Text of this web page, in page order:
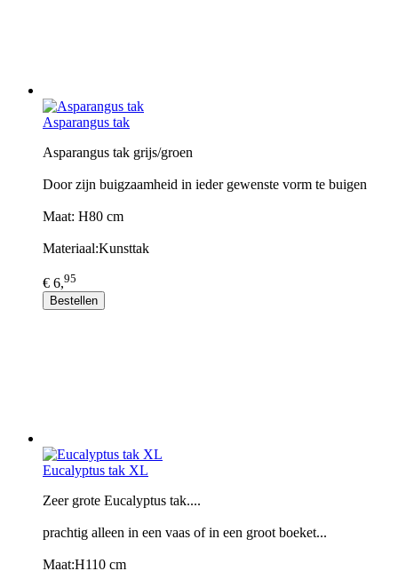
Asparangus tak
Asparangus tak grijs/groen
Door zijn buigzaamheid in ieder gewenste vorm te buigen
Maat: H80 cm
Materiaal:Kunsttak
€ 6,95
Bestellen
Eucalyptus tak XL
Zeer grote Eucalyptus tak....
prachtig alleen in een vaas of in een groot boeket...
Maat:H110 cm